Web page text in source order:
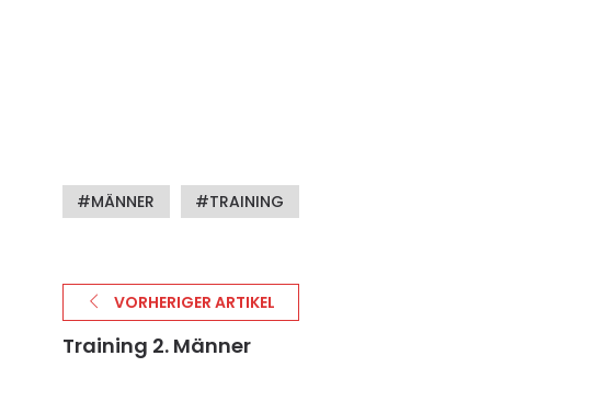
MÄNNER TRAINING
VORHERIGER ARTIKEL
Training 2. Männer